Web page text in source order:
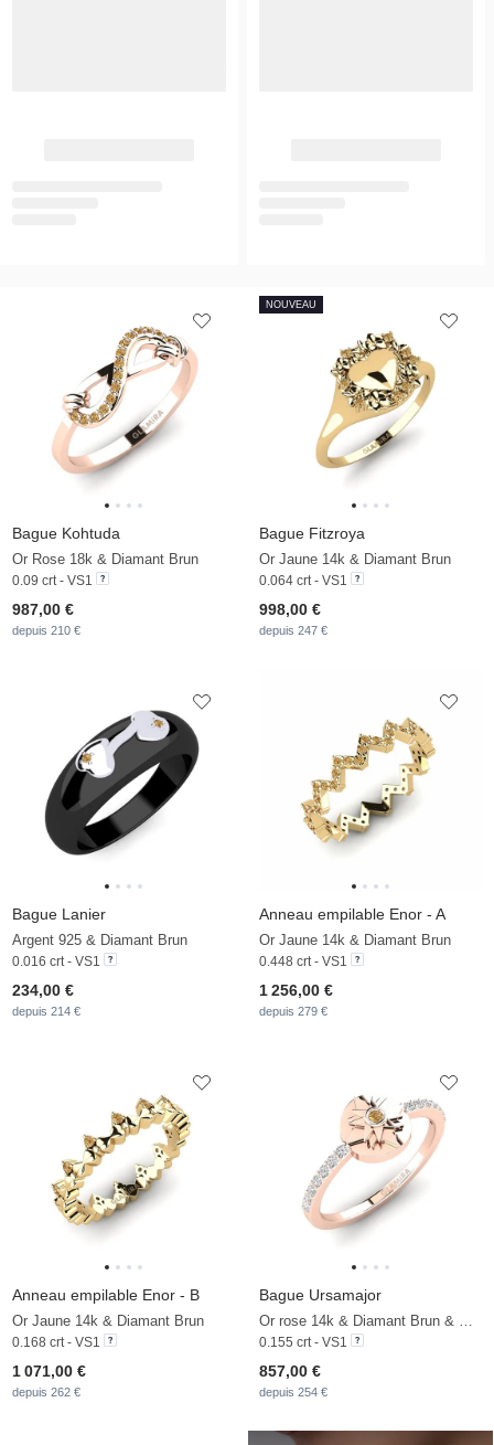
Bague Kohtuda
Or Rose 18k & Diamant Brun
0.09 crt - VS1
987,00 €
depuis 210 €
Bague Fitzroya
Or Jaune 14k & Diamant Brun
0.064 crt - VS1
998,00 €
depuis 247 €
NOUVEAU
Bague Lanier
Argent 925 & Diamant Brun
0.016 crt - VS1
234,00 €
depuis 214 €
Anneau empilable Enor - A
Or Jaune 14k & Diamant Brun
0.448 crt - VS1
1 256,00 €
depuis 279 €
Anneau empilable Enor - B
Or Jaune 14k & Diamant Brun
0.168 crt - VS1
1 071,00 €
depuis 262 €
Bague Ursamajor
0.155 crt - VS1
857,00 €
depuis 254 €